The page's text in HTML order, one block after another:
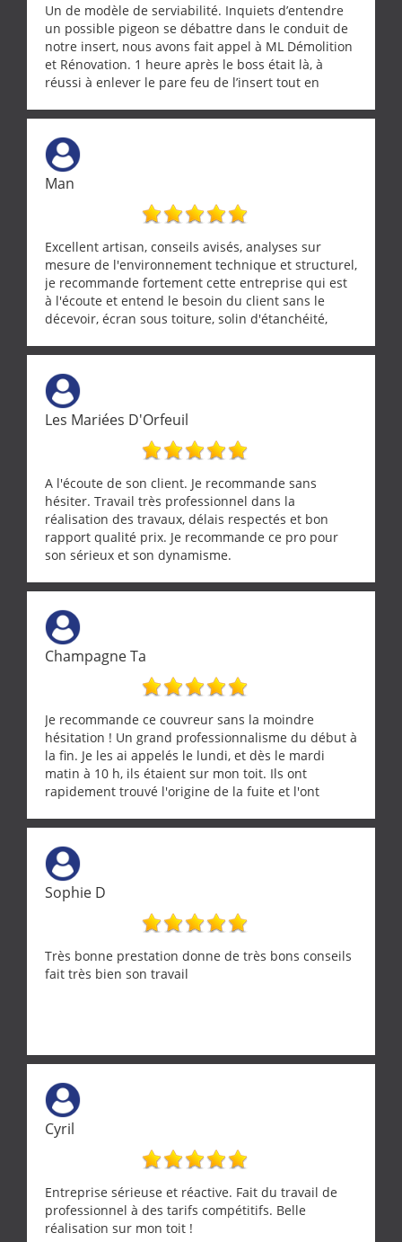
Un de modèle de serviabilité. Inquiets d’entendre
un possible pigeon se débattre dans le conduit de
notre insert, nous avons fait appel à ML Démolition
et Rénovation. 1 heure après le boss était là, à
réussi à enlever le pare feu de l’insert tout en
tourterelle et s’est ensuite patiemment occupé de
l’oiseau jusqu’à ce qu’il reprenne ses esprits et
puisse s’envoler. Après quoi il a procédé au
ramonage de notre insert avec dextérité et une
grande propreté, nous gratifiant également de
nombreux conseils concernant d’autres sujets. Un
entrepreneur comme on souhaite en rencontrer.
Encore un grand merci à lui.
Man
Excellent artisan, conseils avisés, analyses sur
mesure de l'environnement technique et structurel,
je recommande fortement cette entreprise qui est
à l'écoute et entend le besoin du client sans le
décevoir, écran sous toiture, solin d'étanchéité,
récupérateur d'eau, tout a été parfaitement mis en
œuvre sans besoin d'y revenir. confiance assurée.
Les Mariées D'Orfeuil
A l'écoute de son client. Je recommande sans
hésiter. Travail très professionnel dans la
réalisation des travaux, délais respectés et bon
rapport qualité prix. Je recommande ce pro pour
son sérieux et son dynamisme.
Champagne Ta
Je recommande ce couvreur sans la moindre
hésitation ! Un grand professionnalisme du début à
la fin. Je les ai appelés le lundi, et dès le mardi
matin à 10 h, ils étaient sur mon toit. Ils ont
rapidement trouvé l'origine de la fuite et l'ont
Une équipe sérieuse, réactive et compétente. C'est
vraiment rassurant de pouvoir compter sur des
artisans aussi professionnels. Merci encore !
Sophie D
Très bonne prestation donne de très bons conseils
fait très bien son travail
Cyril
Entreprise sérieuse et réactive. Fait du travail de
professionnel à des tarifs compétitifs. Belle
réalisation sur mon toit !